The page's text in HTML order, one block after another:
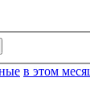
в этом